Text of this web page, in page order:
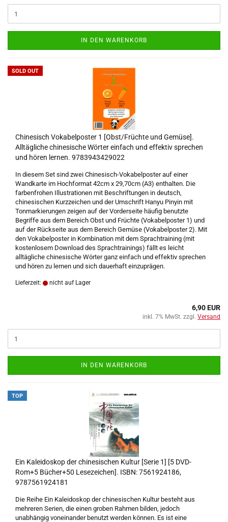
IN DEN WARENKORB
SOLD OUT
Chinesisch Vokabelposter 1 [Obst/Früchte und Gemüse].
Alltägliche chinesische Wörter einfach und effektiv sprechen
und hören lernen. 9783943429022
In diesem Set sind zwei Chinesisch-Vokabelposter auf einer
Wandkarte im Hochformat 42cm x 29,70cm (A3) enthalten. Die
farbenfrohen Illustrationen mit Beschriftungen in deutsch,
chinesischen Kurzzeichen und der Umschrift Hanyu Pinyin mit
Tonmarkierungen zeigen auf der Vorderseite häufig benutzte
Begriffe aus dem Bereich Obst und Früchte (Vokabelposter 1) und
auf der Rückseite aus dem Bereich Gemüse (Vokabelposter 2). Mit
den Vokabelposter in Kombination mit dem Sprachtraining (mit
kostenlosem Download des Sprachtrainings) fällt es leicht
alltägliche chinesische Wörter ganz einfach und effektiv sprechen
und hören zu lernen und sich dauerhaft einzuprägen.
Lieferzeit: nicht auf Lager
6,90 EUR
inkl. 7% MwSt. zzgl. Versand
IN DEN WARENKORB
TOP
Ein Kaleidoskop der chinesischen Kultur [Serie 1] [5 DVD-
Rom+5 Bücher+50 Lesezeichen]. ISBN: 7561924186,
9787561924181
Die Reihe Ein Kaleidoskop der chinesischen Kultur besteht aus
mehreren Serien, die einen groben Rahmen bilden, jedoch
unabhängig voneinander benutzt werden können. Es ist eine